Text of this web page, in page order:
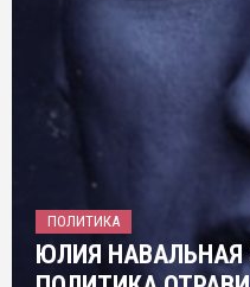
ПОЛИТИКА
ЮЛИЯ НАВАЛЬНАЯ